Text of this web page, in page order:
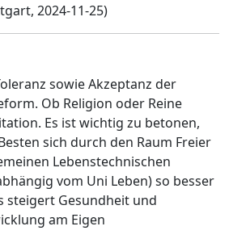
2024-11-25)
sowie Akzeptanz der
Ob Religion oder Reine
Es ist wichtig zu betonen,
sich durch den Raum Freier
Lebenstechnischen
vom Uni Leben) so besser
steigert Gesundheit und
am Eigen